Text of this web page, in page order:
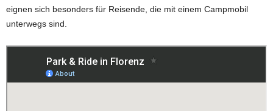
eignen sich besonders für Reisende, die mit einem Campmobil
unterwegs sind.